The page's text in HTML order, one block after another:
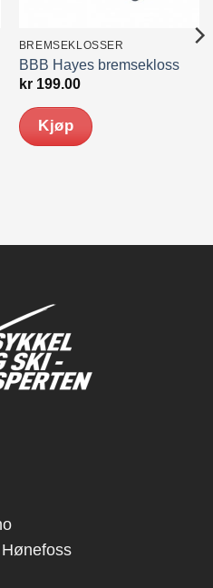
BREMSEKLOSSER
BBB Hayes bremsekloss
kr199.00
Kjøp